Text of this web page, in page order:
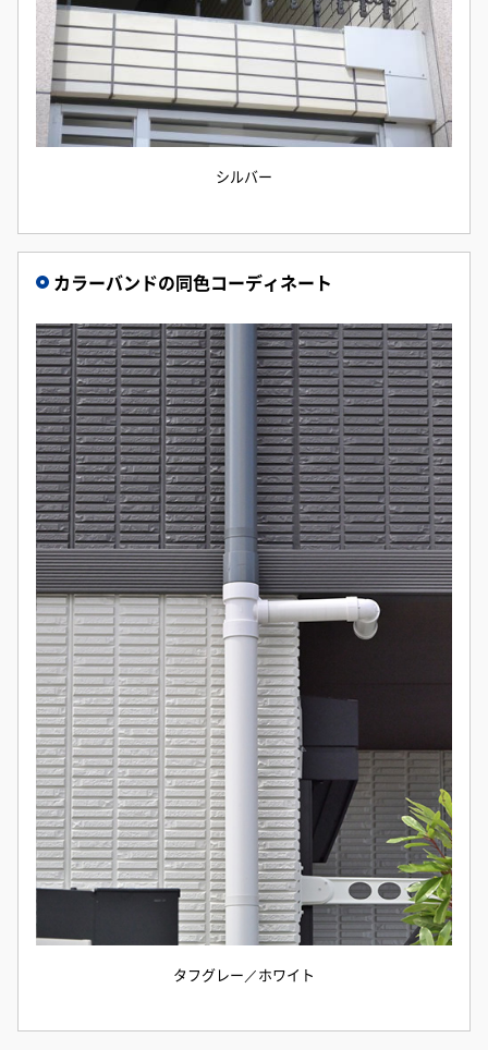
シルバー
カラーバンドの同色コーディネート
タフグレー／ホワイト